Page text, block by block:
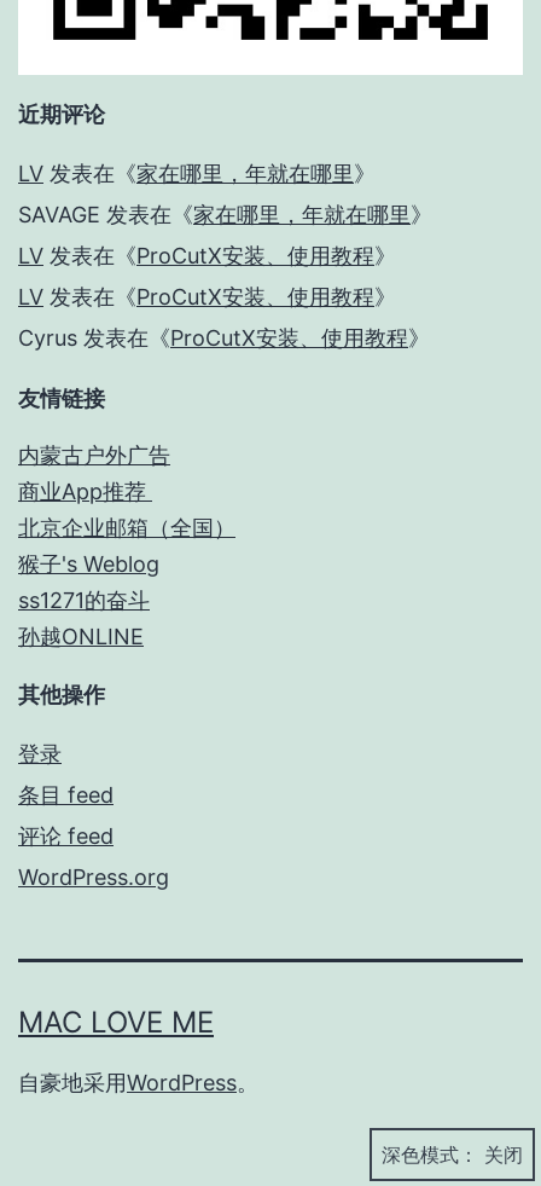
近期评论
LV 发表在《家在哪里，年就在哪里》
SAVAGE 发表在《家在哪里，年就在哪里》
LV 发表在《ProCutX安装、使用教程》
LV 发表在《ProCutX安装、使用教程》
Cyrus 发表在《ProCutX安装、使用教程》
友情链接
内蒙古户外广告
商业App推荐
北京企业邮箱（全国）
猴子's Weblog
ss1271的奋斗
孙越ONLINE
其他操作
登录
条目 feed
评论 feed
WordPress.org
MAC LOVE ME
自豪地采用WordPress。
深色模式：